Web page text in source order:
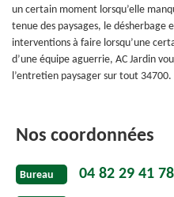
un certain moment lorsqu’elle
tenue des paysages, le désherbage
interventions à faire lorsqu’une
d’une équipe aguerrie, AC Jardin
l’entretien paysager sur tout 34700.
Nos coordonnées
Bureau 04 82 29 41 78